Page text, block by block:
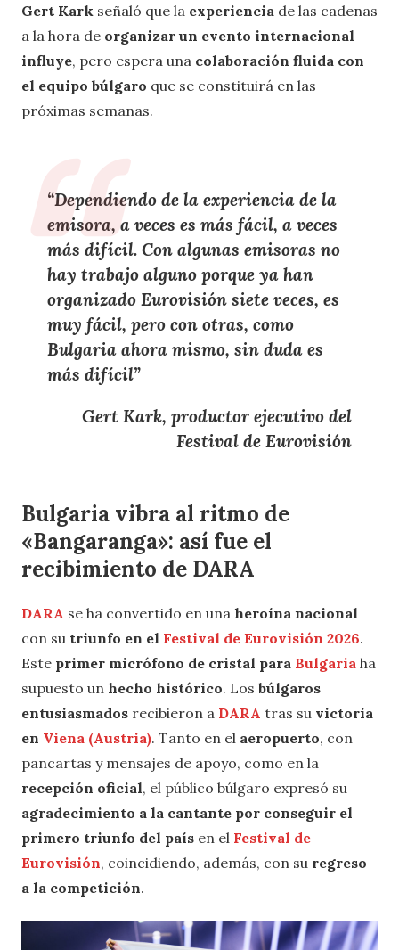
Gert Kark señaló que la experiencia de las cadenas
a la hora de organizar un evento internacional
influye, pero espera una colaboración fluida con
el equipo búlgaro que se constituirá en las
próximas semanas.
“Dependiendo de la experiencia de la
emisora, a veces es más fácil, a veces
más difícil. Con algunas emisoras no
hay trabajo algunoporque ya han
organizado Eurovisión siete veces, es
muy fácil, pero con otras, como
Bulgariaahora mismo, sin duda es
más difícil”
Gert Kark, productor ejecutivo del
Festival de Eurovisión
Bulgaria vibra al ritmo de
«Bangaranga»: así fue el
recibimiento de DARA
DARA se ha convertido en una heroína nacional
con su triunfo en el Festival de Eurovisión 2026.
Este primer micrófono de cristal para Bulgaria ha
supuesto un hecho histórico. Los búlgaros
entusiasmados recibieron a DARA tras su victoria
en Viena (Austria). Tanto en el aeropuerto, con
pancartas y mensajes de apoyo, como en la
recepción oficial, el público búlgaro expresó su
agradecimiento a la cantante por conseguir el
primero triunfo del país en el Festival de
Eurovisión, coincidiendo, además, con su regreso
a la competición.